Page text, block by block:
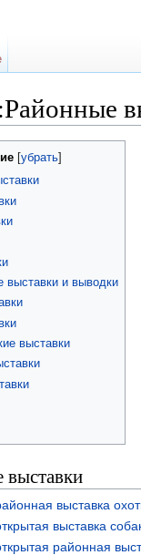
убрать
выставки и выводки
выставки
выставки
выставка
выставка
районная